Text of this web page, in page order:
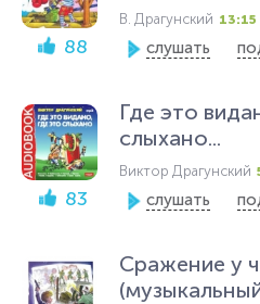
88
В. Драгунский 13:15
слушать
83
Где это
слыхано...
Виктор Драгунский
слушать
Сражение у